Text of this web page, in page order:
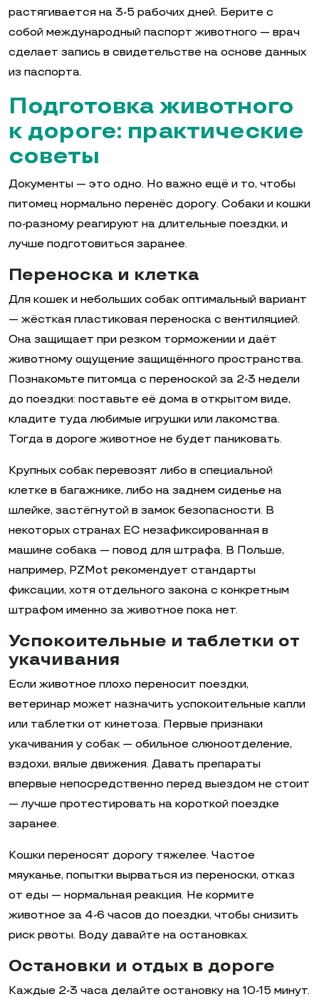
растягивается на 3-5 рабочих дней. Берите с
собой международный паспорт животного — врач
сделает запись в свидетельстве на основе данных
из паспорта.
Подготовка животного
к дороге: практические
советы
Документы — это одно. Но важно ещё и то, чтобы
питомец нормально перенёс дорогу. Собаки и кошки
по-разному реагируют на длительные поездки, и
лучше подготовиться заранее.
Переноска и клетка
Для кошек и небольших собак оптимальный вариант
— жёсткая пластиковая переноска с вентиляцией.
Она защищает при резком торможении и даёт
животному ощущение защищённого пространства.
Познакомьте питомца с переноской за 2-3 недели
до поездки: поставьте её дома в открытом виде,
кладите туда любимые игрушки или лакомства.
Тогда в дороге животное не будет паниковать.
Крупных собак перевозят либо в специальной
клетке в багажнике, либо на заднем сиденье на
шлейке, застёгнутой в замок безопасности. В
некоторых странах ЕС незафиксированная в
машине собака — повод для штрафа. В Польше,
например, PZMot рекомендует стандарты
фиксации, хотя отдельного закона с конкретным
штрафом именно за животное пока нет.
Успокоительные и таблетки от
укачивания
Если животное плохо переносит поездки,
ветеринар может назначить успокоительные капли
или таблетки от кинетоза. Первые признаки
укачивания у собак — обильное слюноотделение,
вздохи, вялые движения. Давать препараты
впервые непосредственно перед выездом не стоит
— лучше протестировать на короткой поездке
заранее.
Кошки переносят дорогу тяжелее. Частое
мяуканье, попытки вырваться из переноски, отказ
от еды — нормальная реакция. Не кормите
животное за 4-6 часов до поездки, чтобы снизить
риск рвоты. Воду давайте на остановках.
Остановки и отдых в дороге
Каждые 2-3 часа делайте остановку на 10-15 минут.